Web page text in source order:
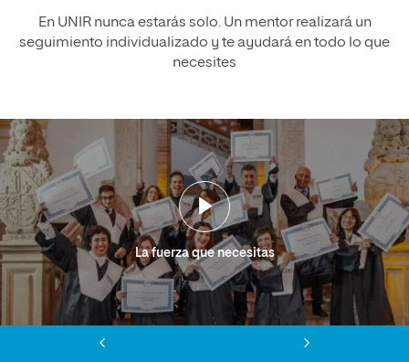
En UNIR nunca estarás solo. Un mentor realizará un
seguimiento individualizado y te ayudará en todo lo que
necesites
La fuerza que necesitas